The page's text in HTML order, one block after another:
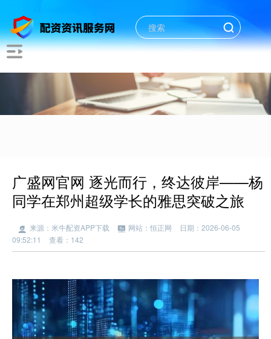
广盛网官网 逐光而行，终达彼岸——杨
同学在郑州超级学长的雅思突破之旅
来源：米牛配资APP下载 网站：恒正网
日期：2026-06-05
09:52:11
查看：142